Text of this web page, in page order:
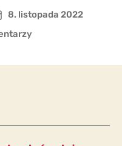
wpisu
8. listopada 2022
do
odpowiedzi?